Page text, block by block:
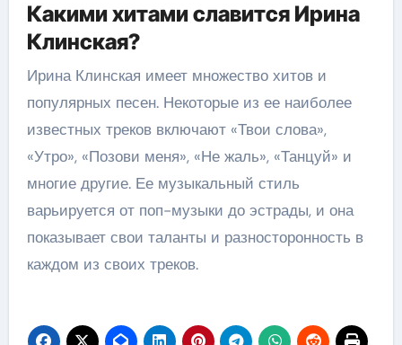
Какими хитами славится Ирина
Клинская?
Ирина Клинская имеет множество хитов и
популярных песен. Некоторые из ее наиболее
известных треков включают «Твои слова»,
«Утро», «Позови меня», «Не жаль», «Танцуй» и
многие другие. Ее музыкальный стиль
варьируется от поп-музыки до эстрады, и она
показывает свои таланты и разносторонность в
каждом из своих треков.